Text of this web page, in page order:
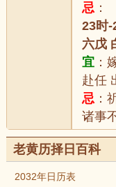
忌 ：
23时-
六戊
宜 ：
赴任
忌 ：
诸事
老黄历择日百科
2032年日历表